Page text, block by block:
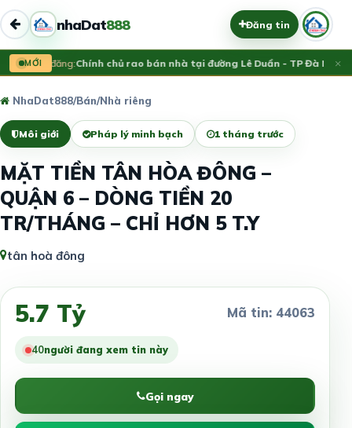
nhaDat888 Đăng tin
MỚI
Vừa đăng:Chính chủ rao bán nhà tại đường Lê Duẩn - TP Đà Nẵng;
×
NhaDat888/Bán/Nhà riêng
Môi giới Pháp lý minh bạch 1 tháng trước
MẶT TIỀN TÂN HÒA ĐÔNG –
QUẬN 6 – DÒNG TIỀN 20
TR/THÁNG – CHỈ HƠN 5 T.Y
tân hoà đông
5.7 Tỷ Mã tin: 44063
40người đang xem tin này
Gọi ngay